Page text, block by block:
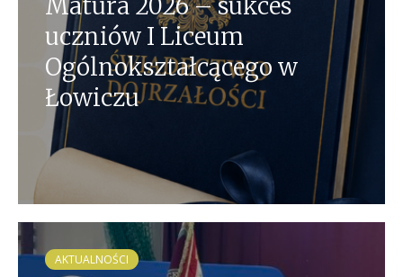
uczniów I Liceum
Ogólnokształcącego w
Łowiczu
AKTUALNOŚCI